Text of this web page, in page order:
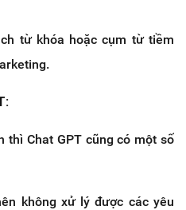
từ khóa hoặc cụm từ tiềm
thì Chat GPT cũng có một số
không xử lý được các yêu